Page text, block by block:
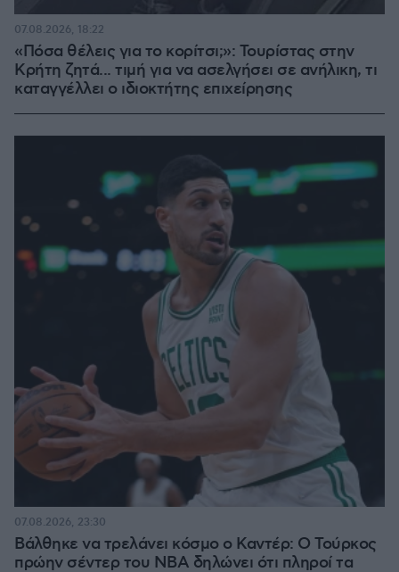
«Πόσα θέλεις για το κορίτσι;»: Τουρίστας στην
Κρήτη ζητά... τιμή για να ασελγήσει σε ανήλικη, τι
καταγγέλλει ο ιδιοκτήτης επιχείρησης
07.08.2026, 18:22
Βάλθηκε να τρελάνει κόσμο ο Καντέρ: Ο Τούρκος
πρώην σέντερ του NBA δηλώνει ότι πληροί τα
07.08.2026, 23:30